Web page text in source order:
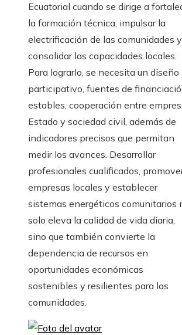
Ecuatorial cuando se dirige a
la formación técnica, impulsar la
electrificación de las comunidades y
consolidar las capacidades locales.
Para lograrlo, se necesita un diseño
participativo, fuentes de
estables, cooperación entre
Estado y sociedad civil, además de
indicadores precisos que permitan
medir los avances. Desarrollar
profesionales cualificados,
empresas locales y establecer
sistemas energéticos comunitarios
solo eleva la calidad de vida diaria,
sino que también convierte la
dependencia de recursos en
oportunidades económicas
sostenibles y resilientes para las
comunidades.